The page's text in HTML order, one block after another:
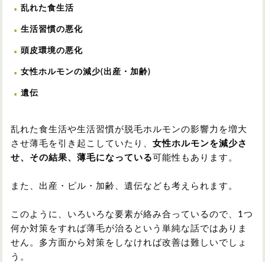
乱れた食生活
生活習慣の悪化
頭皮環境の悪化
女性ホルモンの減少(出産・加齢)
遺伝
乱れた食生活や生活習慣が脱毛ホルモンの影響力を増大
させ薄毛を引き起こしていたり、 女性ホルモンを減少さ
せ、その結果、薄毛になっている 可能性もあります。
また、出産・ピル・加齢、遺伝なども考えられます。
このように、いろいろな要素が絡み合っているので、1つ
何か対策をすれば薄毛が治るという単純な話ではありま
せん。多方面から対策をしなければ改善は難しいでしょ
う。